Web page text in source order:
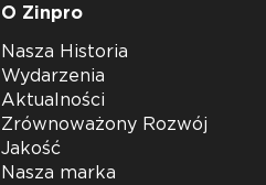
O Zinpro
Nasza Historia
Wydarzenia
Aktualności
Zrównoważony Rozwój
Jakość
Nasza marka